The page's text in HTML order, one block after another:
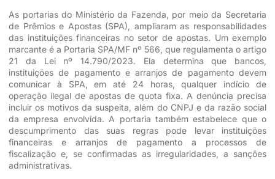
As portarias do Ministério da Fazenda, por meio da Secretaria
de Prêmios e Apostas (SPA), ampliaram as responsabilidades
das instituições financeiras no setor de apostas. Um exemplo
marcante é a Portaria SPA/MF nº 566, que regulamenta o artigo
21 da Lei nº 14.790/2023. Ela determina que bancos,
instituições de pagamento e arranjos de pagamento devem
comunicar à SPA, em até 24 horas, qualquer indício de
operação ilegal de apostas de quota fixa. A denúncia precisa
incluir os motivos da suspeita, além do CNPJ e da razão social
da empresa envolvida. A portaria também estabelece que o
descumprimento das suas regras pode levar instituições
financeiras e arranjos de pagamento a processos de
fiscalização e, se confirmadas as irregularidades, a sanções
administrativas.